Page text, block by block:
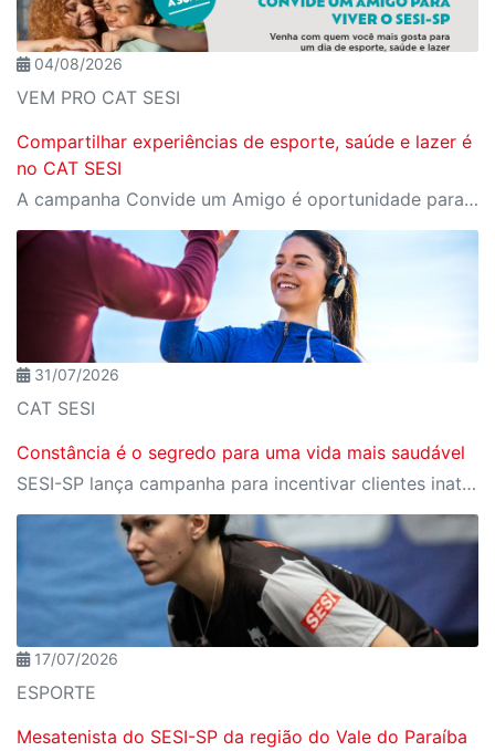
04/08/2026
VEM PRO CAT SESI
Compartilhar experiências de esporte, saúde e lazer é
no CAT SESI
A campanha Convide um Amigo é oportunidade para reunir amigos para aproveitar juntos toda estrutura da unidade SESI-SP mais próxima. Os benefícios para clientes e convidados estão no regulamento.
31/07/2026
CAT SESI
Constância é o segredo para uma vida mais saudável
SESI-SP lança campanha para incentivar clientes inativos a retomarem a prática de atividades físicas, esporte e lazer com benefícios exclusivos
17/07/2026
ESPORTE
Mesatenista do SESI-SP da região do Vale do Paraíba